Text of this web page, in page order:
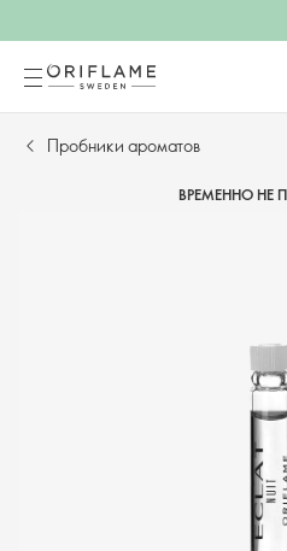
Пробники ароматов
ВРЕМЕННО НЕ